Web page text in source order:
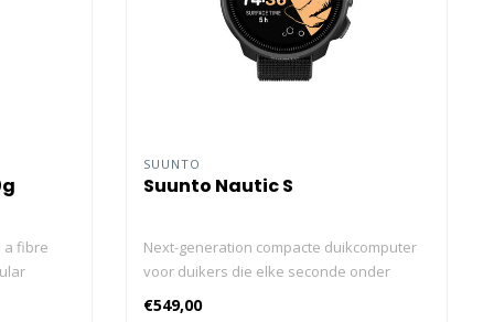
a fibre
SUUNTO
Suunto Nautic S
Next-generation compacte duikcomputer
voor duikers die elke seconde onder
€549,00